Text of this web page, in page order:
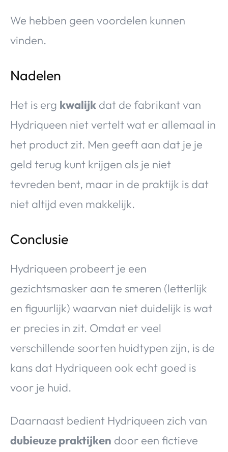
We hebben geen voordelen kunnen
vinden.
Nadelen
Het is erg kwalijk dat de fabrikant van
Hydriqueen niet vertelt wat er allemaal in
het product zit. Men geeft aan dat je je
geld terug kunt krijgen als je niet
tevreden bent, maar in de praktijk is dat
niet altijd even makkelijk.
Conclusie
Hydriqueen probeert je een
gezichtsmasker aan te smeren (letterlijk
en figuurlijk) waarvan niet duidelijk is wat
er precies in zit. Omdat er veel
verschillende soorten huidtypen zijn, is de
kans dat Hydriqueen ook echt goed is
voor je huid.
Daarnaast bedient Hydriqueen zich van
dubieuze praktijken door een fictieve